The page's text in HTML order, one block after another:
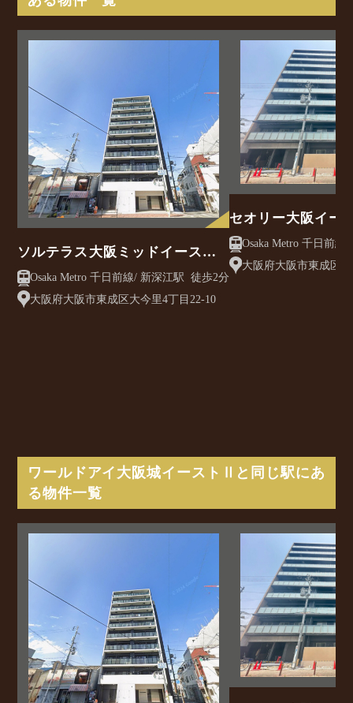
ソルテラス大阪ミッドイースト
クレアスト
Osaka Metro 千日前線/ 新深江駅 徒歩2分
大阪府大阪市東成区大今里4丁目22-10
セオリー大阪イー
大阪府大阪市東成区
ワールドアイ大阪城イーストⅡと同じ駅にあ
る物件一覧